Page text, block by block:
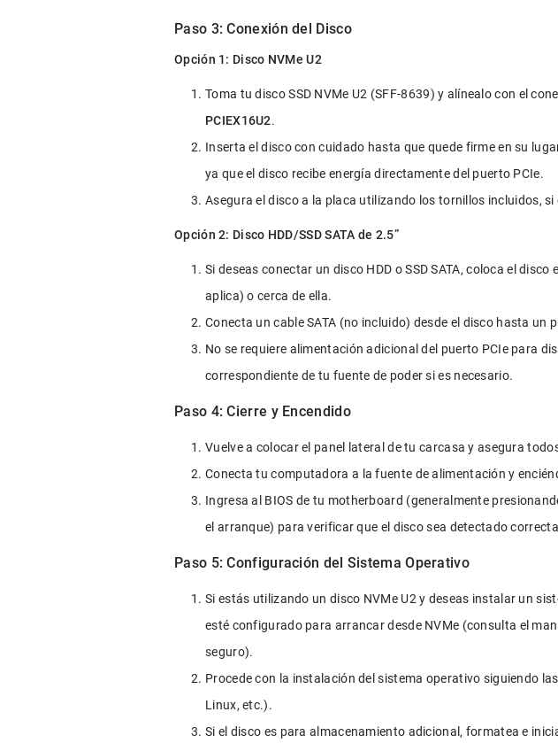
Paso 3: Conexión del Disco
Opción 1: Disco NVMe U2
Toma tu disco SSD NVMe U2 (SFF-8639) y alínealo con el
PCIEX16U2.
Inserta el disco con cuidado hasta que quede firme en su
ya que el disco recibe energía directamente del puerto PCIe.
Asegura el disco a la placa utilizando los tornillos incluidos,
Opción 2: Disco HDD/SSD SATA de 2.5”
Si deseas conectar un disco HDD o SSD SATA, coloca el
aplica) o cerca de ella.
Conecta un cable SATA (no incluido) desde el disco hasta un
No se requiere alimentación adicional del puerto PCIe para
correspondiente de tu fuente de poder si es necesario.
Paso 4: Cierre y Encendido
Vuelve a colocar el panel lateral de tu carcasa y asegura
Conecta tu computadora a la fuente de alimentación y
Ingresa al BIOS de tu motherboard (generalmente
el arranque) para verificar que el disco sea detectado
Paso 5: Configuración del Sistema Operativo
Si estás utilizando un disco NVMe U2 y deseas instalar un
esté configurado para arrancar desde NVMe (consulta el
seguro).
Procede con la instalación del sistema operativo siguiendo
Linux, etc.).
Si el disco es para almacenamiento adicional, formatea e